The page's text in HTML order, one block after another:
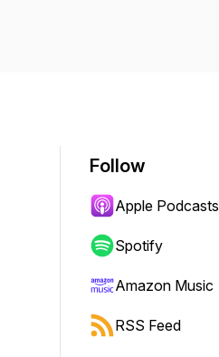
Follow
Apple Podcasts
Spotify
Amazon Music
RSS Feed